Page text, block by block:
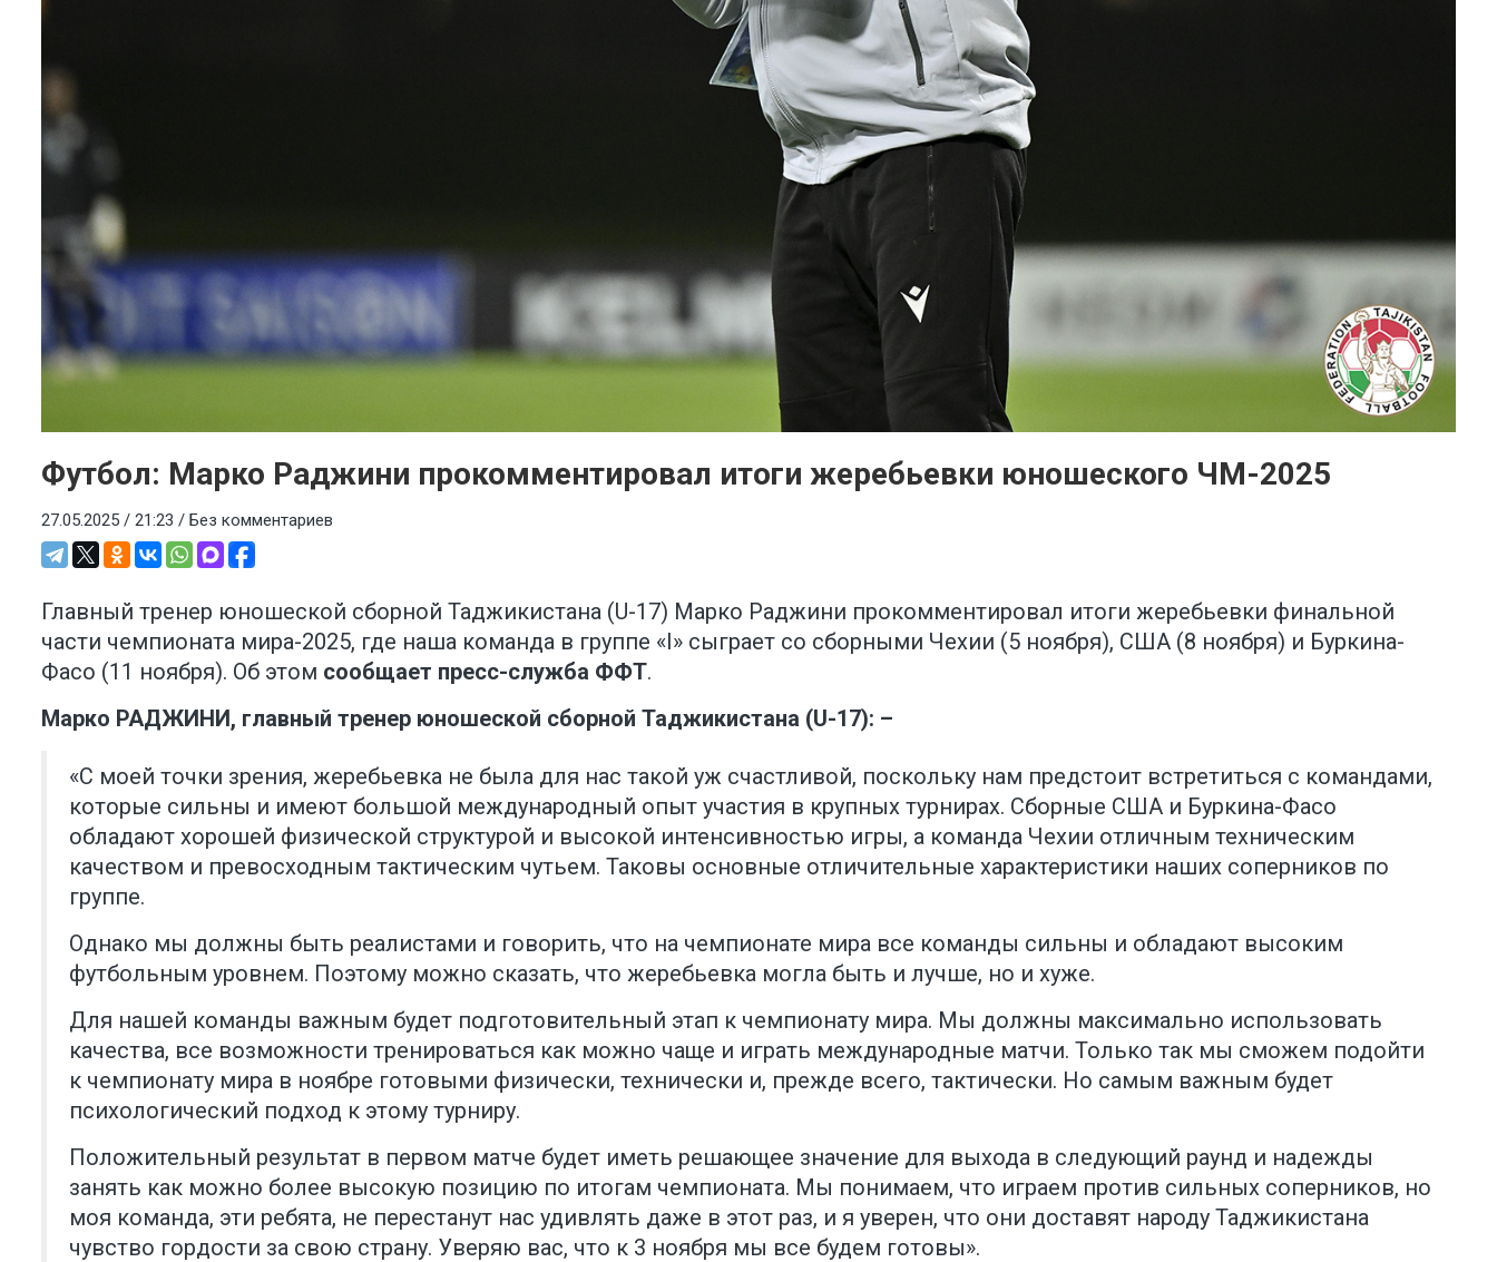
Футбол: Марко Раджини прокомментировал итоги жеребьевки юношеского ЧМ-2025
27.05.2025 / 21:23 / Без комментариев
Главный тренер юношеской сборной Таджикистана (U-17) Марко Раджини прокомментировал итоги жеребьевки финальной
части чемпионата мира-2025, где наша команда в группе «I» сыграет со сборными Чехии (5 ноября), США (8 ноября) и Буркина-
Фасо (11 ноября). Об этом сообщает пресс-служба ФФТ.
Марко РАДЖИНИ, главный тренер юношеской сборной Таджикистана (U-17): –
«С моей точки зрения, жеребьевка не была для нас такой уж счастливой, поскольку нам предстоит встретиться с командами,
которые сильны и имеют большой международный опыт участия в крупных турнирах. Сборные США и Буркина-Фасо
обладают хорошей физической структурой и высокой интенсивностью игры, а команда Чехии отличным техническим
качеством и превосходным тактическим чутьем. Таковы основные отличительные характеристики наших соперников по
группе.
Однако мы должны быть реалистами и говорить, что на чемпионате мира все команды сильны и обладают высоким
футбольным уровнем. Поэтому можно сказать, что жеребьевка могла быть и лучше, но и хуже.
Для нашей команды важным будет подготовительный этап к чемпионату мира. Мы должны максимально использовать
качества, все возможности тренироваться как можно чаще и играть международные матчи. Только так мы сможем подойти
к чемпионату мира в ноябре готовыми физически, технически и, прежде всего, тактически. Но самым важным будет
психологический подход к этому турниру.
Положительный результат в первом матче будет иметь решающее значение для выхода в следующий раунд и надежды
занять как можно более высокую позицию по итогам чемпионата. Мы понимаем, что играем против сильных соперников, но
моя команда, эти ребята, не перестанут нас удивлять даже в этот раз, и я уверен, что они доставят народу Таджикистана
чувство гордости за свою страну. Уверяю вас, что к 3 ноября мы все будем готовы».